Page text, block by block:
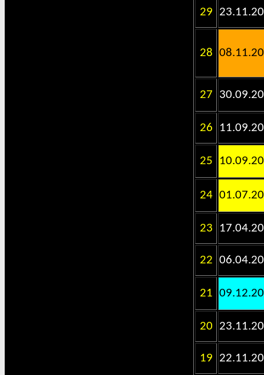
29
28
27
26
25
24
23
22
21
20
19